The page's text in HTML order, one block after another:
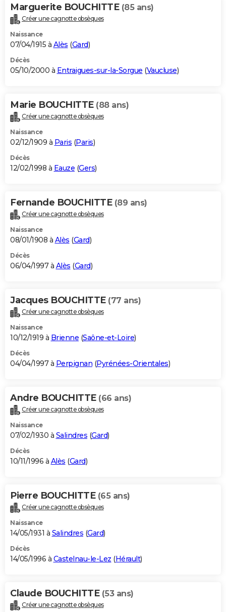
Marguerite BOUCHITTE (85 ans)
Créer une cagnotte obsèques
Naissance
07/04/1915 à Alès (Gard)
Décès
05/10/2000 à Entraigues-sur-la-Sorgue (Vaucluse)
Marie BOUCHITTE (88 ans)
Créer une cagnotte obsèques
Naissance
02/12/1909 à Paris (Paris)
Décès
12/02/1998 à Eauze (Gers)
Fernande BOUCHITTE (89 ans)
Créer une cagnotte obsèques
Naissance
08/01/1908 à Alès (Gard)
Décès
06/04/1997 à Alès (Gard)
Jacques BOUCHITTE (77 ans)
Créer une cagnotte obsèques
Naissance
10/12/1919 à Brienne (Saône-et-Loire)
Décès
04/04/1997 à Perpignan (Pyrénées-Orientales)
Andre BOUCHITTE (66 ans)
Créer une cagnotte obsèques
Naissance
07/02/1930 à Salindres (Gard)
Décès
10/11/1996 à Alès (Gard)
Pierre BOUCHITTE (65 ans)
Créer une cagnotte obsèques
Naissance
14/05/1931 à Salindres (Gard)
Décès
14/05/1996 à Castelnau-le-Lez (Hérault)
Claude BOUCHITTE (53 ans)
Créer une cagnotte obsèques